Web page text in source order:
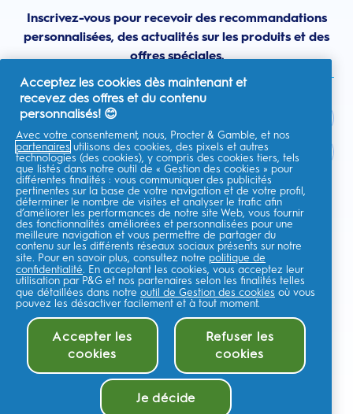
M'alerter quand disponible
Inscrivez-vous pour recevoir des recommandations
personnalisées, des actualités sur les produits et des
offres spéciales.
France
Je consens à recevoir des communications personnalisées
concernant des offres, des actualités et d'autres initiatives
promotionnelles de la part d'Oral-B et d'autresmarques de P&G
mail et sur les canaux en ligne. Je peux medésinscrireà tout moment.
Procter & Gamble, le responsable du traitement des données, traitera
vos données personnelles pour vous permettre de vous inscrire sur ce
site, d'interagir avec ses services et, selon votre consentement, de vous
envoyer des communications commerciales pertinentes, y compris des
Pour plus d'informations sur le traitement de vos données et vos droits
en matière de confidentialité,lisez
ou consultez notrePolitique de
complète.
Vous avez au moins 18 ans et acceptez nosConditions générales
Procter & Gamble
Acceptez les cookies dès maintenant et
recevez des offres et du contenu
personnalisés! 😊
Avec votre consentement, nous, Procter & Gamble, et nos
partenaires utilisons des cookies, des pixels et autres
technologies (des cookies), y compris des cookies tiers, tels
que listés dans notre outil de « Gestion des cookies » pour
différentes finalités : vous communiquer des publicités
pertinentes sur la base de votre navigation et de votre profil,
déterminer le nombre de visites et analyser le trafic afin
d’améliorer les performances de notre site Web, vous fournir
des fonctionnalités améliorées et personnalisées pour une
meilleure navigation et vous permettre de partager du
contenu sur les différents réseaux sociaux présents sur notre
site. Pour en savoir plus, consultez notre politique de
confidentialité. En acceptant les cookies, vous acceptez leur
utilisation par P&G et nos partenaires selon les finalités telles
que détaillées dans notre outil de Gestion des cookies où vous
pouvez les désactiver facilement et à tout moment.
Accepter les
cookies
Refuser les
cookies
Je décide